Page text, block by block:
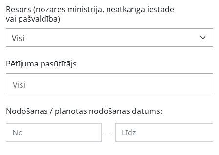
Resors (nozares ministrija, neatkarīga iestāde
vai pašvaldība)
Visi
Pētījuma pasūtītājs
Nodošanas / plānotās nodošanas datums:
—